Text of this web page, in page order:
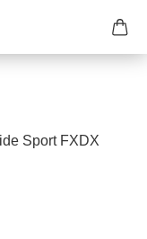
Sport FXDX